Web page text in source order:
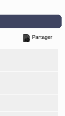
Partager